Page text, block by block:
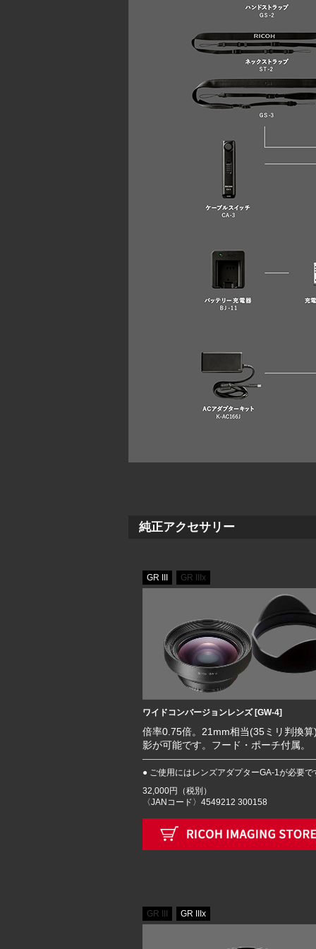
純正アクセサリー
GR III GR IIIx
ワイドコンバージョンレンズ [GW-4]
倍率0.75倍。21mm相当(35ミリ判換
影が可能です。フード・ポーチ付属。
● ご使用にはレンズアダプターGA-1が必要で
32,000円（税別）
〈JANコード〉4549212 300158
GR III GR IIIx